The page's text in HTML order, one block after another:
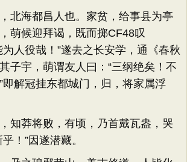
海都昌人也。家贫，给事县为亭
萌候迎拜谒，既而掷CF48叹
为人役哉！”遂去之长安学，通《春秋
子宇，萌谓友人曰：“三纲绝矣！不
即解冠挂东都城门，归，将家属浮
莽将败，有顷，乃首戴瓦盎，哭
！”因遂潜藏。